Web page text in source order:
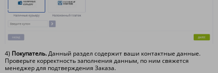
4) Покупатель.Данный раздел содержит ваши контактные данные.
Проверьте корректность заполнения данным, по ним свяжется
менеджер для подтверждения Заказа.